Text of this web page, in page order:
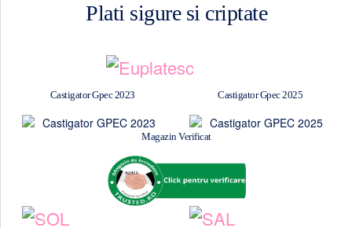
Plati sigure si criptate
Castigator Gpec 2023 Castigator Gpec 2025
Magazin Verificat